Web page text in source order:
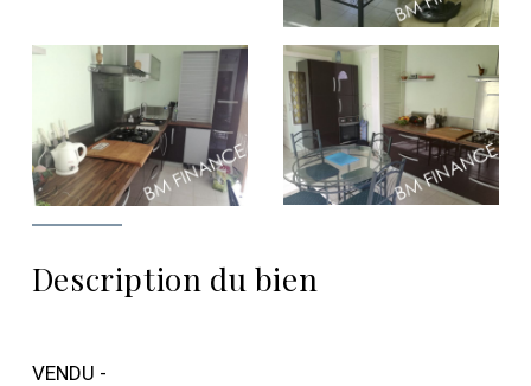
Description du bien
VENDU -